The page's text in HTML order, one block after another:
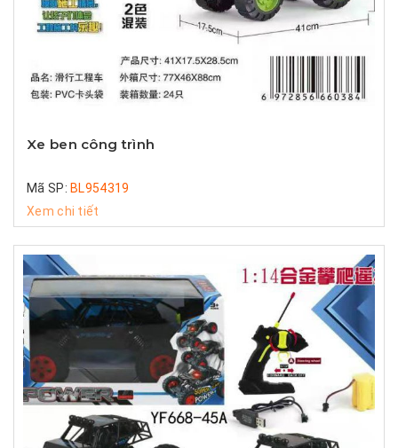
Xe ben công trình
Mã SP: BL954319
Xem chi tiết